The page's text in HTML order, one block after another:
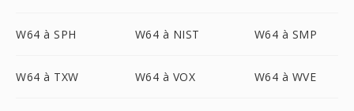
W64 à SPH W64 à NIST W64 à SMP
W64 à TXW W64 à VOX W64 à WVE